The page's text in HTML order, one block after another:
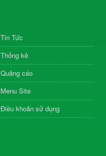
Tin Tức
Thống kê
Quảng cáo
Menu Site
Điều khoản sử dụng